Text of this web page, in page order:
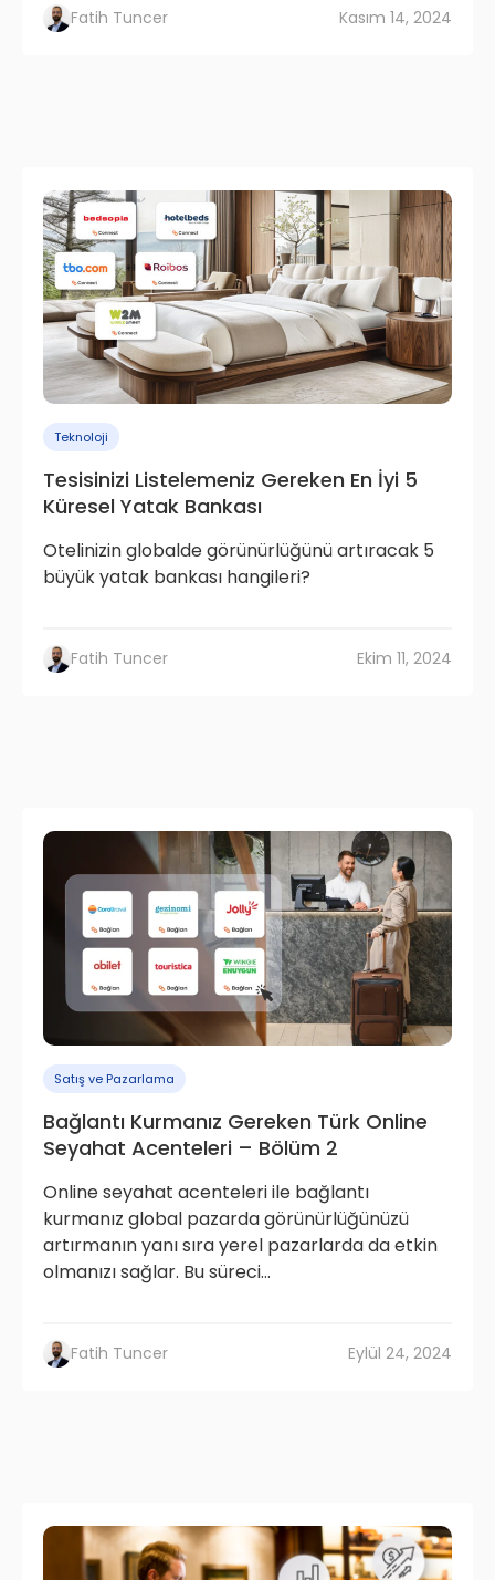
Fatih Tuncer Kasım 14, 2024
Teknoloji
Tesisinizi Listelemeniz Gereken En İyi 5
Küresel Yatak Bankası
Otelinizin globalde görünürlüğünü artıracak 5
büyük yatak bankası hangileri?
Fatih Tuncer Ekim 11, 2024
Satış ve Pazarlama
Bağlantı Kurmanız Gereken Türk Online
Seyahat Acenteleri – Bölüm 2
Online seyahat acenteleri ile bağlantı
kurmanız global pazarda görünürlüğünüzü
artırmanın yanı sıra yerel pazarlarda da etkin
olmanızı sağlar. Bu süreci...
Fatih Tuncer Eylül 24, 2024